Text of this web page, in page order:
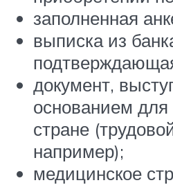
заполненная
выписка из
документ,
основанием
стране
например);
медицинское